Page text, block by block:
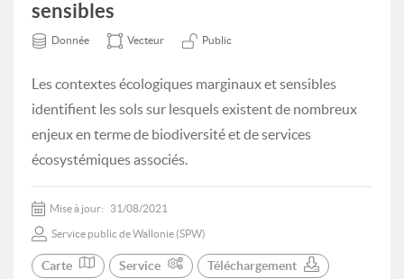
sensibles
Donnée Vecteur Public
Les contextes écologiques marginaux et sensibles
identifient les sols sur lesquels existent de nombreux
enjeux en terme de biodiversité et de services
écosystémiques associés.
Mise à jour: 31/08/2021
Service public de Wallonie (SPW)
Carte Service Téléchargement